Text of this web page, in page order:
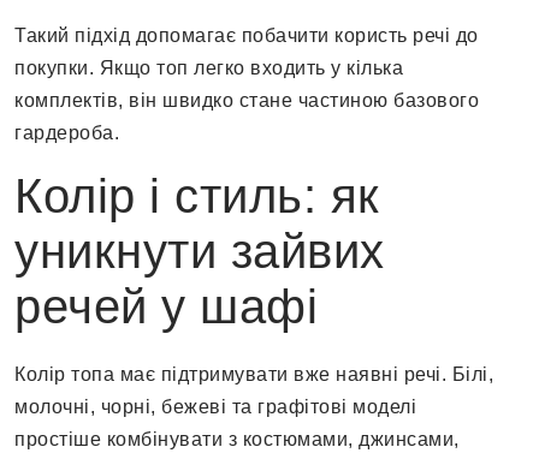
Такий підхід допомагає побачити користь речі до
покупки. Якщо топ легко входить у кілька
комплектів, він швидко стане частиною базового
гардероба.
Колір і стиль: як
уникнути зайвих
речей у шафі
Колір топа має підтримувати вже наявні речі. Білі,
молочні, чорні, бежеві та графітові моделі
простіше комбінувати з костюмами, джинсами,